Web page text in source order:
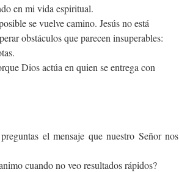
en mi vida espiritual.
se vuelve camino. Jesús no está
obstáculos que parecen insuperables:
Dios actúa en quien se entrega con
el mensaje que nuestro Señor nos
cuando no veo resultados rápidos?